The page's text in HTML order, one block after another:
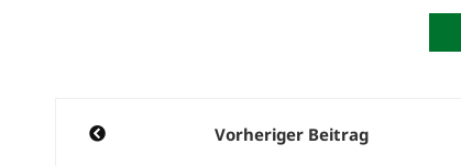
Beitragsnavigation
Vorheriger Beitrag